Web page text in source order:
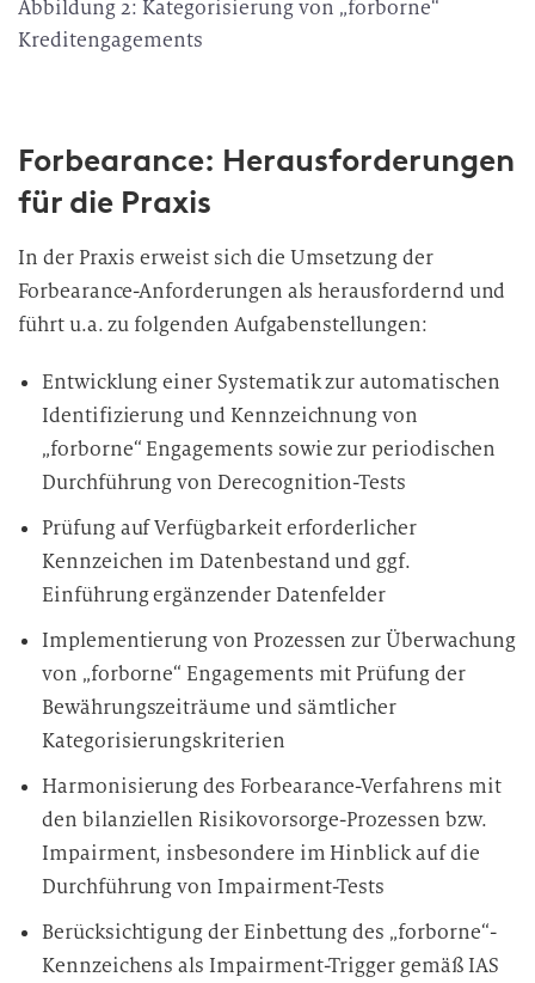
Abbildung 2: Kategorisierung von „forborne“
Kreditengagements
Forbearance: Herausforderungen
für die Praxis
In der Praxis erweist sich die Umsetzung der
Forbearance-Anforderungen als herausfordernd und
führt u.a. zu folgenden Aufgabenstellungen:
Entwicklung einer Systematik zur automatischen
Identifizierung und Kennzeichnung von
„forborne“ Engagements sowie zur periodischen
Durchführung von Derecognition-Tests
Prüfung auf Verfügbarkeit erforderlicher
Kennzeichen im Datenbestand und ggf.
Einführung ergänzender Datenfelder
Implementierung von Prozessen zur Überwachung
von „forborne“ Engagements mit Prüfung der
Bewährungszeiträume und sämtlicher
Kategorisierungskriterien
Harmonisierung des Forbearance-Verfahrens mit
den bilanziellen Risikovorsorge-Prozessen bzw.
Impairment, insbesondere im Hinblick auf die
Durchführung von Impairment-Tests
Berücksichtigung der Einbettung des „forborne“-
Kennzeichens als Impairment-Trigger gemäß IAS